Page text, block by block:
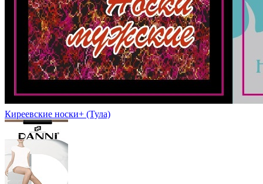
Киреевские носки+ (Тула)